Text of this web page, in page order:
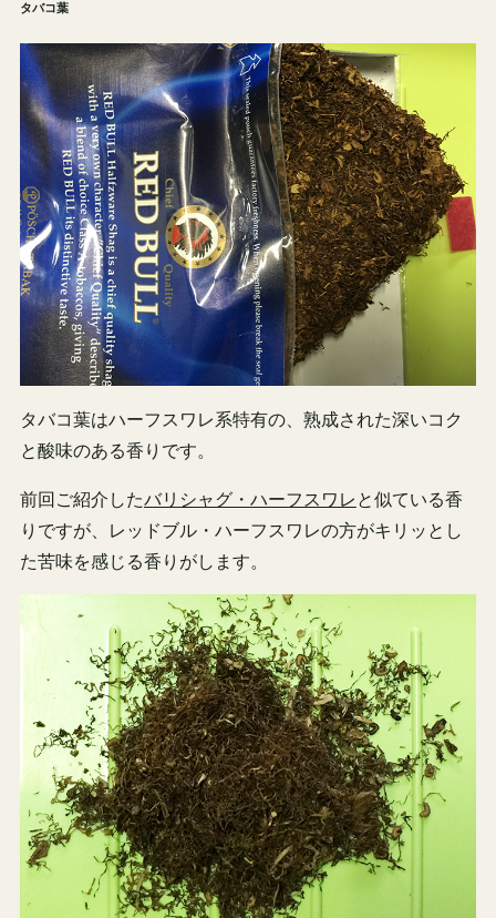
タバコ葉
タバコ葉はハーフスワレ系特有の、熟成された深いコク
と酸味のある香りです。
前回ご紹介したバリシャグ・ハーフスワレ と似ている香
りですが、レッドブル・ハーフスワレの方がキリッとし
た苦味を感じる香りがします。